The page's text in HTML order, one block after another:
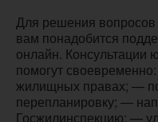
Для решения
вам понадобится
онлайн.
помогут
жилищных правах; —
перепланировку; —
Госжилинспекцию; —